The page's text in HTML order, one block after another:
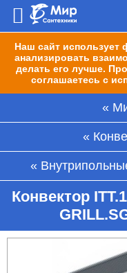
Наш сайт использует
анализировать
делать его лучше.
соглашаетесь с
Конвектор